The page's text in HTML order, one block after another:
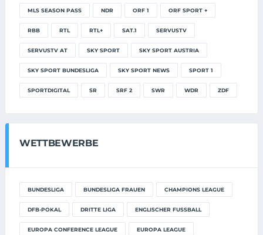
MLS SEASON PASS NDR ORF 1 ORF SPORT +
RBB RTL RTL+ SAT.1 SERVUSTV
SERVUSTV AT SKY SPORT SKY SPORT AUSTRIA
SKY SPORT BUNDESLIGA SKY SPORT NEWS SPORT 1
SPORTDIGITAL SR SRF 2 SWR WDR ZDF
WETTBEWERBE
BUNDESLIGA BUNDESLIGA FRAUEN CHAMPIONS LEAGUE
DFB-POKAL DRITTE LIGA ENGLISCHER FUSSBALL
EUROPA CONFERENCE LEAGUE EUROPA LEAGUE